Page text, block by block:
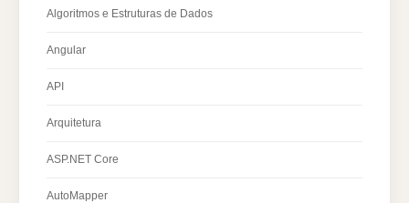
Algoritmos e Estruturas de Dados
Angular
API
Arquitetura
ASP.NET Core
AutoMapper